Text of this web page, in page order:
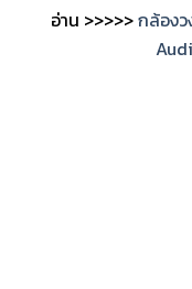
อ่าน >>>>>กล้อง